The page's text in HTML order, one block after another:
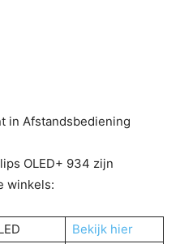
in Afstandsbediening
OLED+ 934 zijn
winkels:
Bekijk hier